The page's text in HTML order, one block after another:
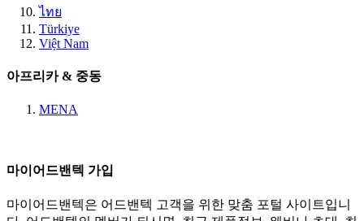
ไทย
Türkiye
Việt Nam
아프리카 & 중동
MENA
마이어드밴텍 가입
마이어드밴텍은 어드밴텍 고객을 위한 맞춤 포털 사이트입니